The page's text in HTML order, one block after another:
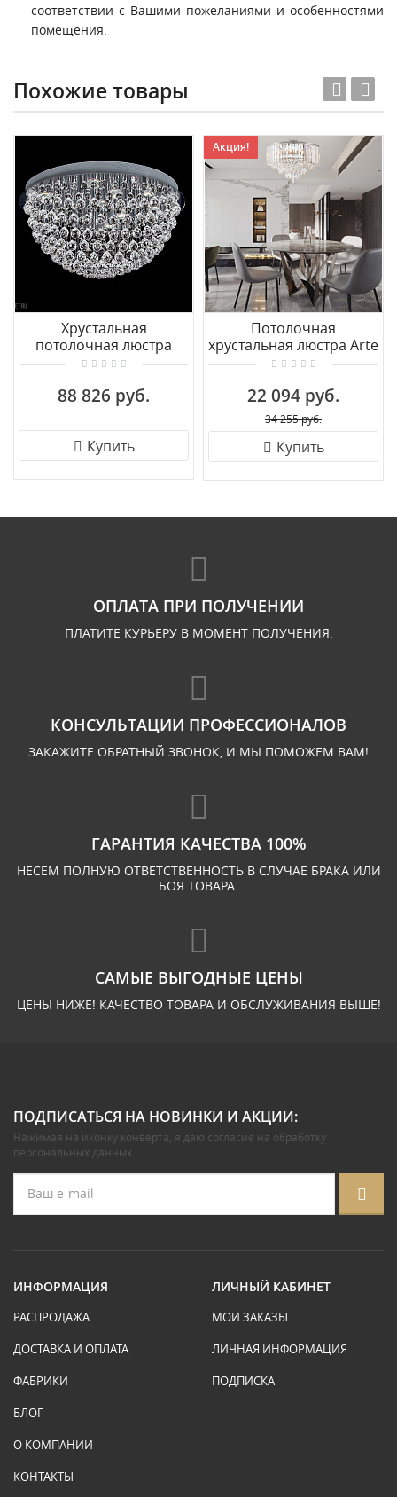
соответствии с Вашими пожеланиями и особенностями
помещения.
Похожие товары
Хрустальная
потолочная люстра
Newport 8113/55PL
88 826 руб.
Купить
Акция!
Потолочная
хрустальная люстра Arte
Milano 375509/8/40/470
22 094 руб.
34 255 руб.
Купить
ОПЛАТА ПРИ ПОЛУЧЕНИИ
ПЛАТИТЕ КУРЬЕРУ В МОМЕНТ ПОЛУЧЕНИЯ.
КОНСУЛЬТАЦИИ ПРОФЕССИОНАЛОВ
ЗАКАЖИТЕ ОБРАТНЫЙ ЗВОНОК, И МЫ ПОМОЖЕМ ВАМ!
ГАРАНТИЯ КАЧЕСТВА 100%
НЕСЕМ ПОЛНУЮ ОТВЕТСТВЕННОСТЬ В СЛУЧАЕ БРАКА ИЛИ
БОЯ ТОВАРА.
САМЫЕ ВЫГОДНЫЕ ЦЕНЫ
ЦЕНЫ НИЖЕ! КАЧЕСТВО ТОВАРА И ОБСЛУЖИВАНИЯ ВЫШЕ!
ПОДПИСАТЬСЯ НА НОВИНКИ И АКЦИИ:
Нажимая на иконку конверта, я даю согласие на обработку
персональных данных.
ИНФОРМАЦИЯ
РАСПРОДАЖА
ДОСТАВКА И ОПЛАТА
ФАБРИКИ
БЛОГ
О КОМПАНИИ
КОНТАКТЫ
ЛИЧНЫЙ КАБИНЕТ
МОИ ЗАКАЗЫ
ЛИЧНАЯ ИНФОРМАЦИЯ
ПОДПИСКА